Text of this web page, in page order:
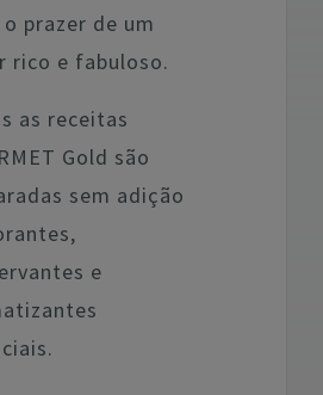
prazer de um
rico e fabuloso.
as receitas
Gold são
sem adição
e